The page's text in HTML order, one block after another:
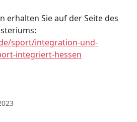
erhalten Sie auf der Seite des
sport/integration-und-
integriert-hessen